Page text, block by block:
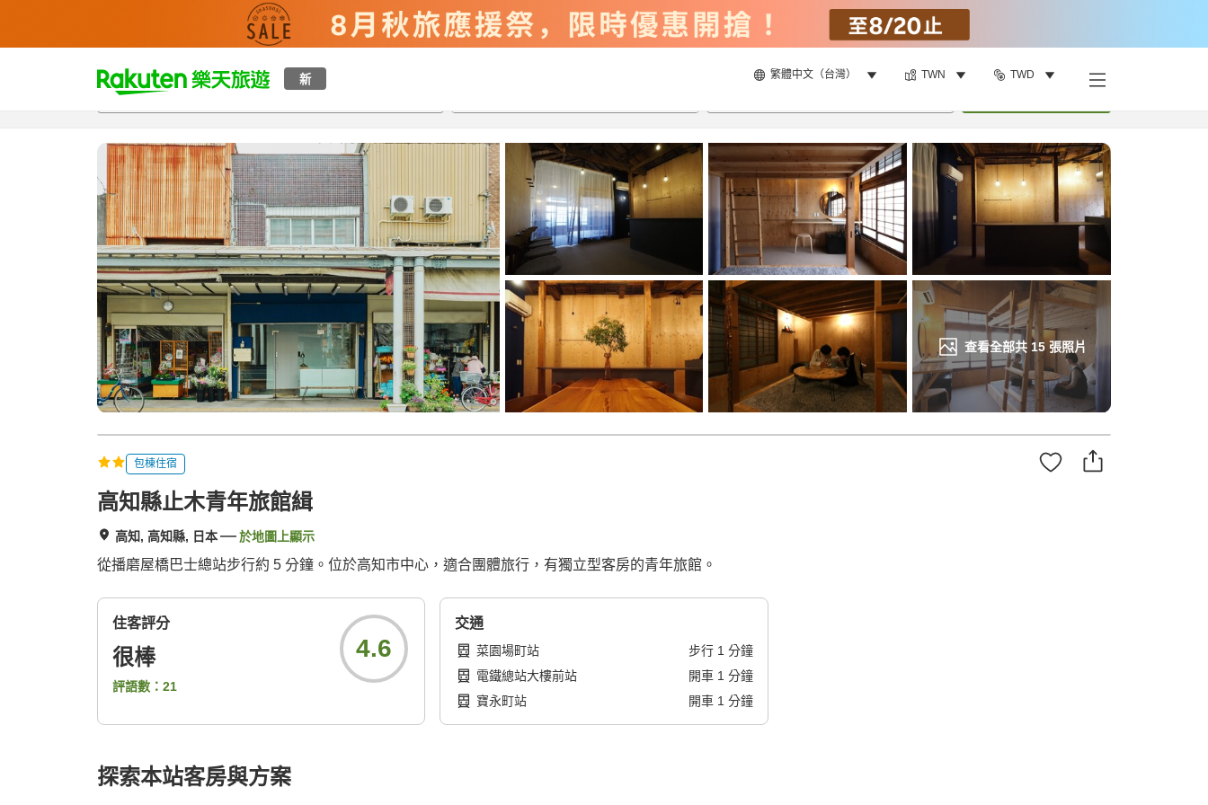
新 繁體中文（台灣） TWN TWD
t
p
a
e
_
s
e
a
r
c
查看全部共 15張照片
總覽客房與方案評語設施
包棟住宿
高知縣止木青年旅館緝
高知, 高知縣, 日本 於地圖上顯示
從播磨屋橋巴士總站步行約 5 分鐘。位於高知市中心，適合團體旅行，有獨立型客房的青年旅館。
住客評分
很棒
評語數： 21
4.6
交通
菜園場町站 步行 1 分鐘
電鐵總站大樓前站
開車 1 分鐘
寶永町站
開車 1 分鐘
探索本站客房與方案